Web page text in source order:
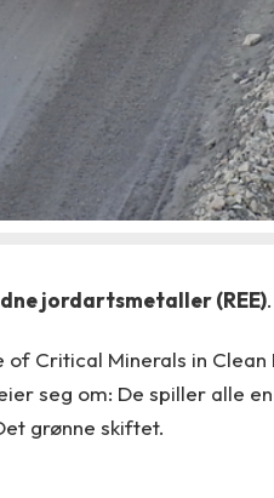
jordartsmetaller (REE).
Critical Minerals in Clean
seg om: De spiller alle
grønne skiftet.